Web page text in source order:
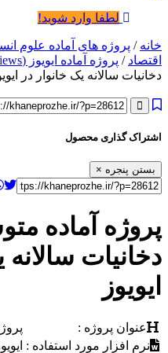
لطفا وارد شوید!
خانه / پروژه های آماده علوم
اقتصاد / پروژه آماده ایویوز (Eviews)
دخانیات سالانه یک خانوار در
اشتراک گذاری محصول
بستن پنجره ×
پروژه آماده
دخانیات سالانه
ایویوز
عنوان پروژه :
نرم افزار مورد استفاده :